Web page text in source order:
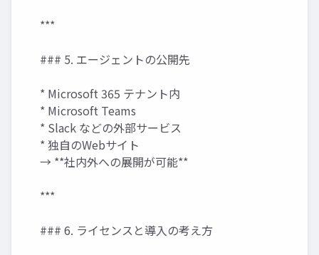
***
### 5. エージェントの公開先
* Microsoft 365 テナント内
* Microsoft Teams
* Slack などの外部サービス
* 独自のWebサイト
→ **社内外への展開が可能**
***
### 6. ライセンスと導入の考え方